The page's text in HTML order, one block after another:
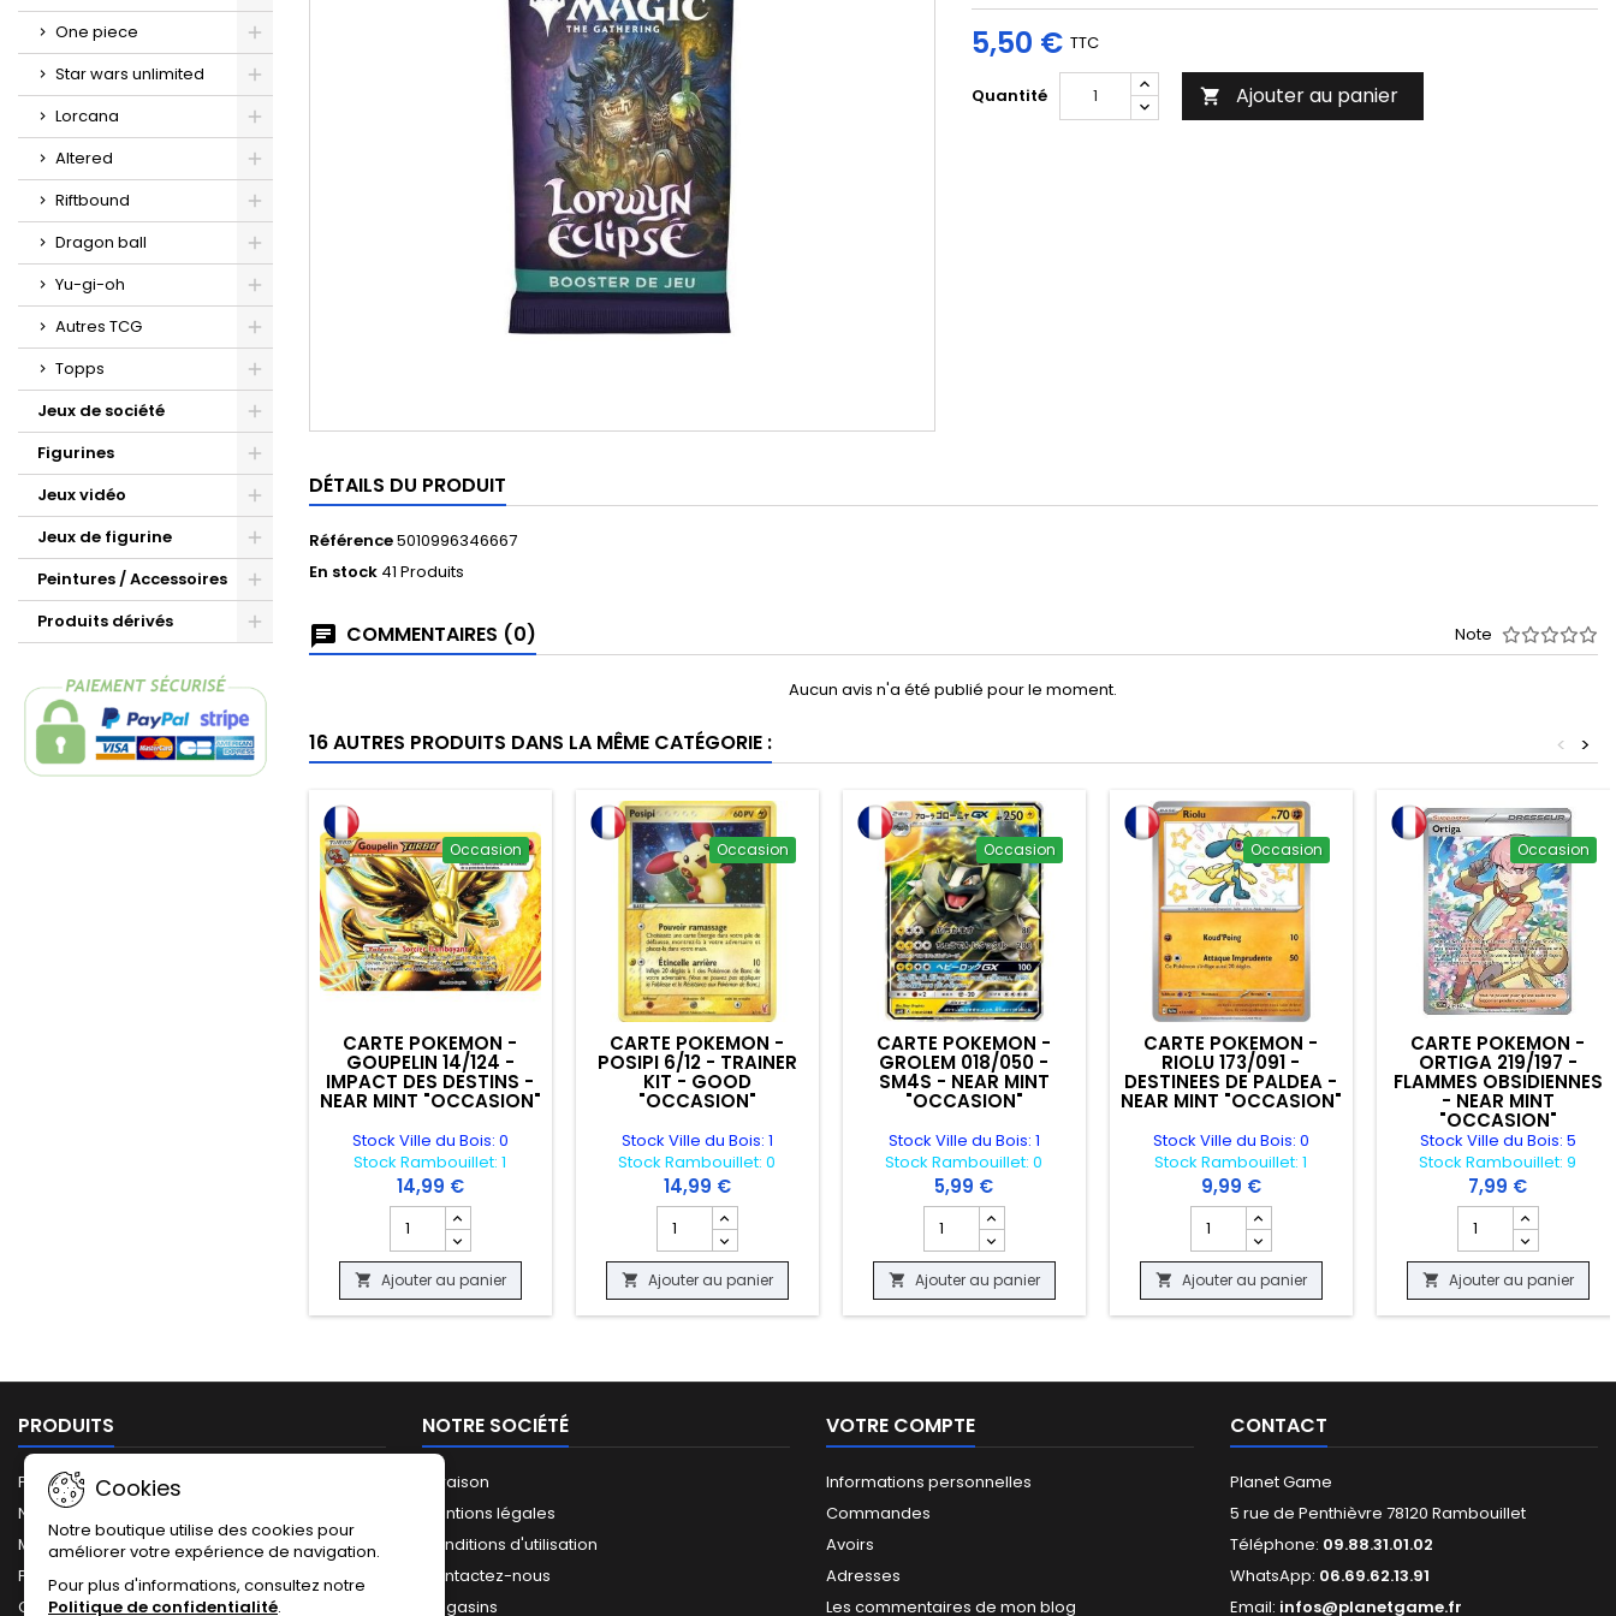
One piece
Star wars unlimited
Lorcana
Altered
Riftbound
Dragon ball
Yu-gi-oh
Autres TCG
Topps
Jeux de société
Figurines
Jeux vidéo
Jeux de figurine
Peintures / Accessoires
Produits dérivés
5,50 € TTC
Quantité  Ajouter au panier
DÉTAILS DU PRODUIT
Référence5010996346667
En stock 41 Produits
COMMENTAIRES (0) Note
Aucun avis n'a été publié pour le moment.
16 AUTRES PRODUITS DANS LA MÊME CATÉGORIE : >
<
Occasion
CARTE POKEMON -
GOUPELIN 14/124 -
IMPACT DES DESTINS -
NEAR MINT "OCCASION"
Stock Ville du Bois: 0
Stock Rambouillet: 1
14,99 €
Champ quantité du produit CARTE POKEMON - GOUPELIN 14/124 - IMPACT DES DESTINS - NEAR MINT "OCCASION"
 Ajouter au panier
Occasion
CARTE POKEMON -
POSIPI 6/12 - TRAINER
KIT - GOOD
"OCCASION"
Stock Ville du Bois: 1
Stock Rambouillet: 0
14,99 €
Champ quantité du produit CARTE POKEMON - POSIPI 6/12 - TRAINER KIT - GOOD "OCCASION"
 Ajouter au panier
Occasion
CARTE POKEMON -
GROLEM 018/050 -
SM4S - NEAR MINT
"OCCASION"
Stock Ville du Bois: 1
Stock Rambouillet: 0
5,99 €
Champ quantité du produit CARTE POKEMON - GROLEM 018/050 - SM4S - NEAR MINT
 Ajouter au panier
Occasion
CARTE POKEMON -
RIOLU 173/091 -
DESTINEES DE PALDEA -
NEAR MINT "OCCASION"
Stock Ville du Bois: 0
Stock Rambouillet: 1
9,99 €
Champ quantité du produit CARTE POKEMON - RIOLU
 Ajouter au panier
Occasion
CARTE POKEMON -
ORTIGA 219/197 -
FLAMMES OBSIDIENNES
- NEAR MINT
"OCCASION"
Stock Ville du Bois: 5
Stock Rambouillet: 9
7,99 €
Champ quantité du
 Ajouter au panier
PRODUITS
Promotions
Nouveaux produits
Meilleures ventes
Plan du site
Catalogue complet
NOTRE SOCIÉTÉ
Livraison
Mentions légales
Conditions d'utilisation
Contactez-nous
Magasins
VOTRE COMPTE
Informations personnelles
Commandes
Avoirs
Adresses
Les commentaires de mon blog
CONTACT
Planet Game
5 rue de Penthièvre 78120 Rambouillet
Téléphone: 09.88.31.01.02
WhatsApp: 06.69.62.13.91
Email: infos@planetgame.fr
Cookies
Notre boutique utilise des cookies pour
améliorer votre expérience de navigation.
Pour plus d'informations, consultez notre
Politique de confidentialité.